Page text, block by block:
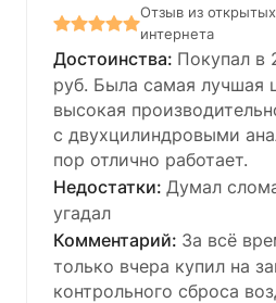
Отзыв из
интернета
Покупал в
руб. Была самая лучшая
высокая
с двухцилиндровыми
пор отлично работает.
Думал
угадал
За всё
только вчера купил на
контрольного сброса